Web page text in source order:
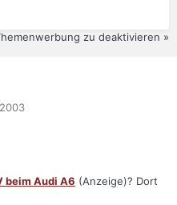
zu deaktivieren »
beim Audi A6 (Anzeige)? Dort